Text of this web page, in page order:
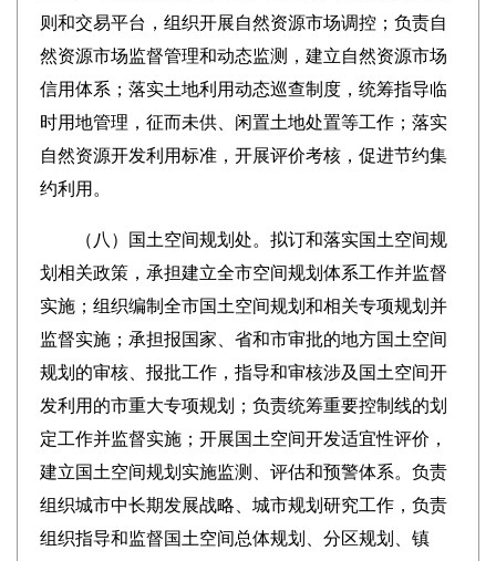
则和交易平台，组织开展自然资源市场调控；负责自
然资源市场监督管理和动态监测，建立自然资源市场
信用体系；落实土地利用动态巡查制度，统筹指导临
时用地管理，征而未供、闲置土地处置等工作；落实
自然资源开发利用标准，开展评价考核，促进节约集
约利用。
（八）国土空间规划处。拟订和落实国土空间规
划相关政策，承担建立全市空间规划体系工作并监督
实施；组织编制全市国土空间规划和相关专项规划并
监督实施；承担报国家、省和市审批的地方国土空间
规划的审核、报批工作，指导和审核涉及国土空间开
发利用的市重大专项规划；负责统筹重要控制线的划
定工作并监督实施；开展国土空间开发适宜性评价，
建立国土空间规划实施监测、评估和预警体系。负责
组织城市中长期发展战略、城市规划研究工作，负责
组织指导和监督国土空间总体规划、分区规划、镇